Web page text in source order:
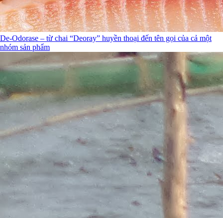
De-Odorase – từ chai “Deoray” huyền thoại đến tên gọi của cả một
nhóm sản phẩm